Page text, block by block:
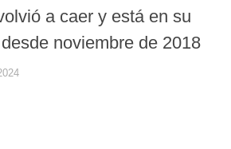
a caer y está en su
noviembre de 2018